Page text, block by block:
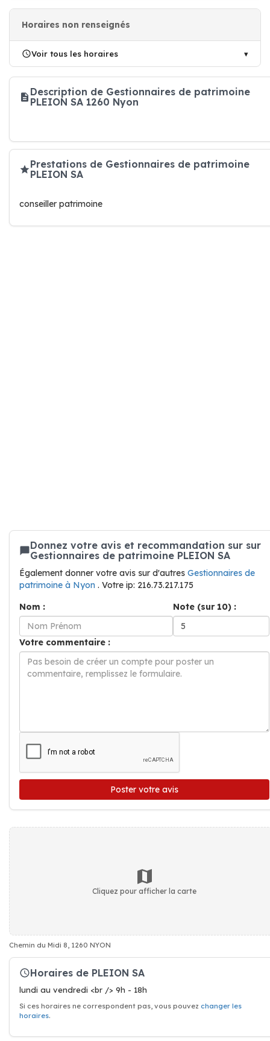
Horaires non renseignés
Voir tous les horaires
Description de Gestionnaires de patrimoine
PLEION SA 1260 Nyon
Prestations de Gestionnaires de patrimoine
PLEION SA
conseiller patrimoine
Donnez votre avis et recommandation sur sur
Gestionnaires de patrimoine PLEION SA
Également donner votre avis sur d'autres Gestionnaires de
patrimoine à Nyon . Votre ip: 216.73.217.175
Nom :
Note (sur 10) :
Votre commentaire :
Poster votre avis
Cliquez pour afficher la carte
Chemin du Midi 8, 1260 NYON
Horaires de PLEION SA
lundi au vendredi <br /> 9h - 18h
Si ces horaires ne correspondent pas, vous pouvez changer les
horaires.